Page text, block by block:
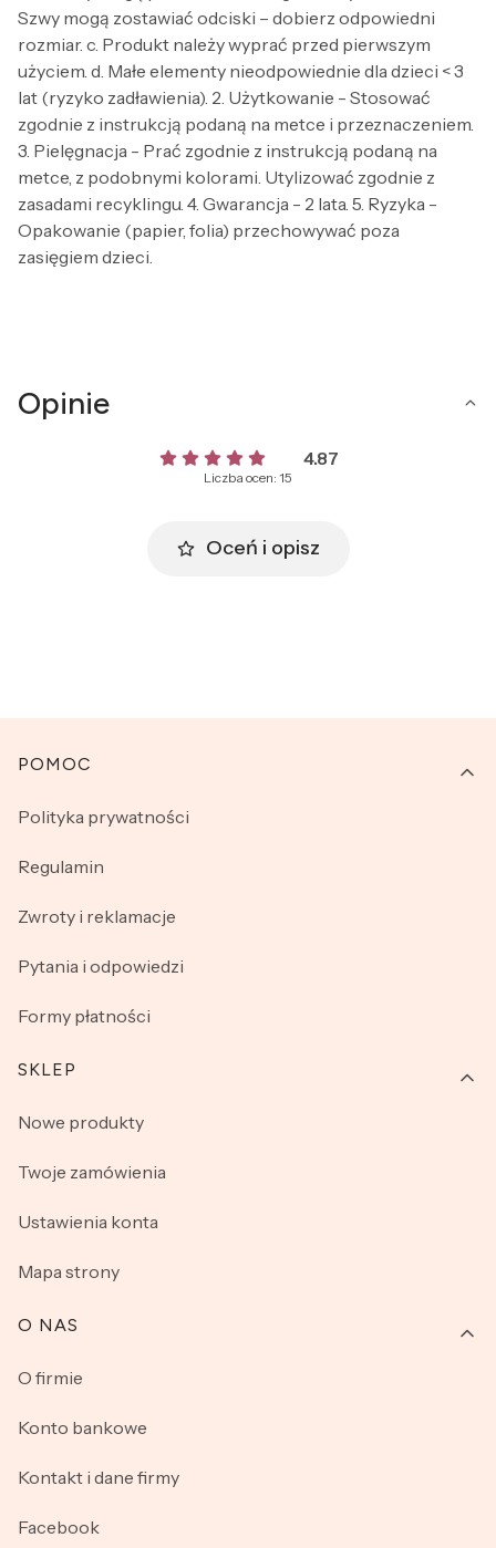
Szwy mogą zostawiać odciski – dobierz odpowiedni
rozmiar. c. Produkt należy wyprać przed pierwszym
użyciem. d. Małe elementy nieodpowiednie dla dzieci < 3
lat (ryzyko zadławienia). 2. Użytkowanie - Stosować
zgodnie z instrukcją podaną na metce i przeznaczeniem.
3. Pielęgnacja - Prać zgodnie z instrukcją podaną na
metce, z podobnymi kolorami. Utylizować zgodnie z
zasadami recyklingu. 4. Gwarancja - 2 lata. 5. Ryzyka -
Opakowanie (papier, folia) przechowywać poza
zasięgiem dzieci.
Opinie
4.87
Liczba ocen: 15
Oceń i opisz
Linki w stopce
POMOC
Polityka prywatności
Regulamin
Zwroty i reklamacje
Pytania i odpowiedzi
Formy płatności
SKLEP
Nowe produkty
Twoje zamówienia
Ustawienia konta
Mapa strony
O NAS
O firmie
Konto bankowe
Kontakt i dane firmy
Facebook